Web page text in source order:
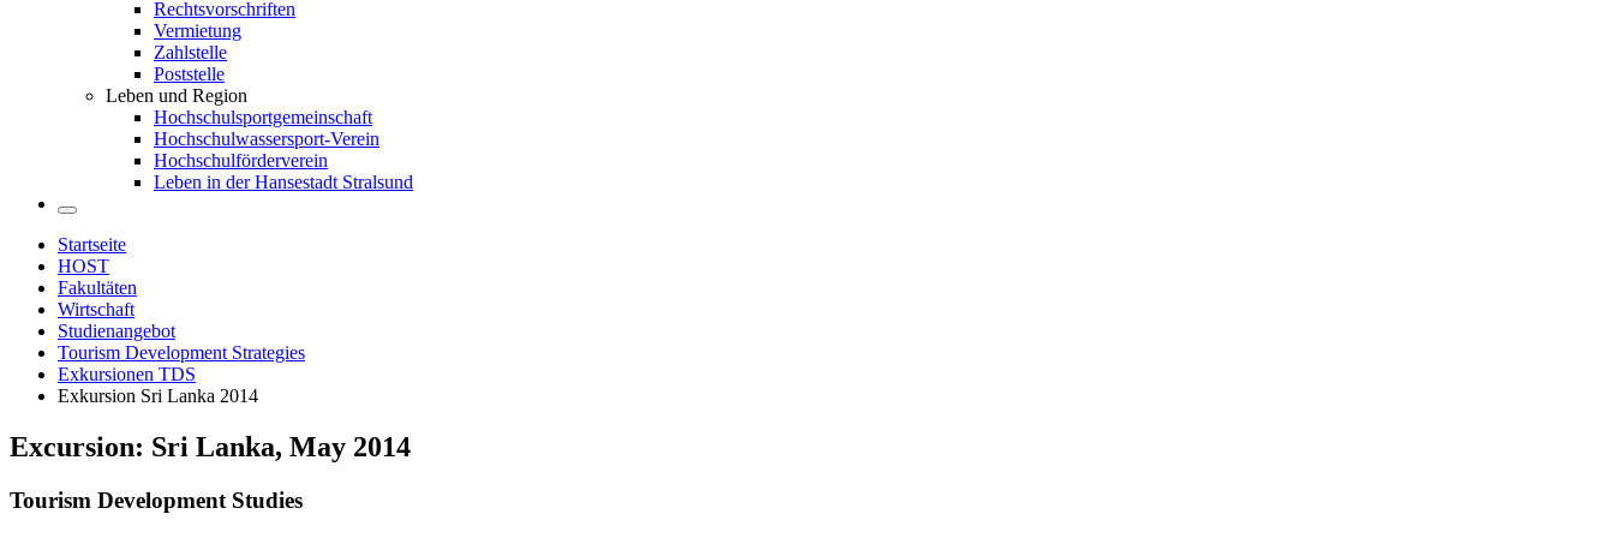
Rechtsvorschriften
Vermietung
Zahlstelle
Poststelle
Leben und Region
Hochschulsportgemeinschaft
Hochschulwassersport-Verein
Hochschulförderverein
Leben in der Hansestadt Stralsund
Startseite
HOST
Fakultäten
Wirtschaft
Studienangebot
Tourism Development Strategies
Exkursionen TDS
Exkursion Sri Lanka 2014
Ex­cur­si­on: Sri Lanka, May 2014
Tou­rism De­ve­lop­ment Stu­dies